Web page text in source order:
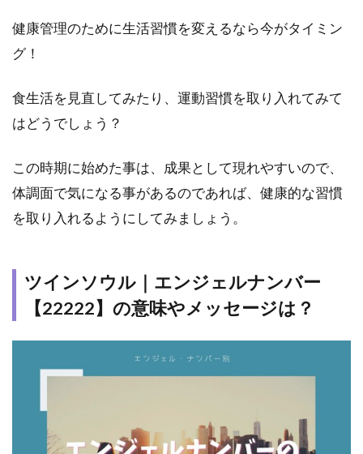
健康管理のために生活習慣を変えるなら今がタイミン
グ！
食生活を見直してみたり、運動習慣を取り入れてみて
はどうでしょう？
この時期に始めた事は、成果として現れやすいので、
体調面で気になる事があるのであれば、健康的な習慣
を取り入れるようにしてみましょう。
ツインソウル｜エンジェルナンバー
【22222】の意味やメッセージは？